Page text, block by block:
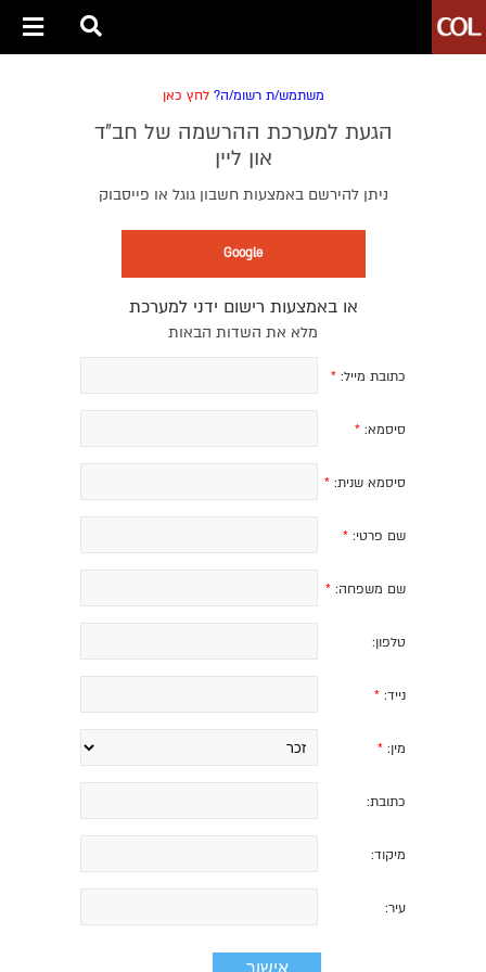
משתמש/ת רשומ/ה?לחץ כאן
הגעת למערכת ההרשמה של חב״ד
און ליין
ניתן להירשם באמצעות חשבון גוגל או פייסבוק
Google
או באמצעות רישום ידני למערכת
מלא את השדות הבאות
כתובת מייל: *
סיסמא: *
סיסמא שנית: *
שם פרטי: *
שם משפחה: *
טלפון:
נייד: *
מין: *
כתובת:
מיקוד:
עיר: